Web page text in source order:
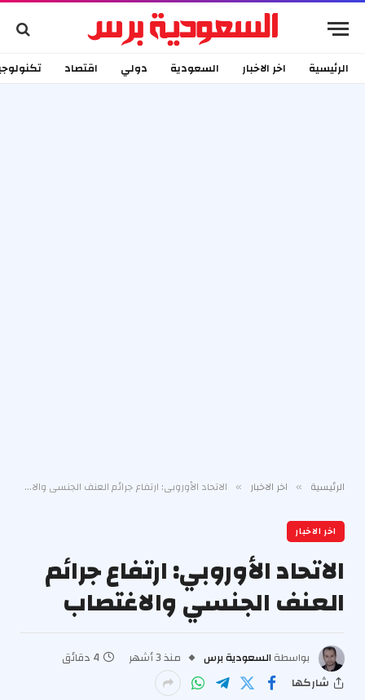
الرئيسية اخر الاخبار السعودية دولي اقتصاد
الرئيسية » اخر الاخبار » الاتحاد الأوروبي: ارتفاع جرائم العنف الجنسي والاغتصاب
اخر الاخبار
الاتحاد الأوروبي: ارتفاع جرائم
العنف الجنسي والاغتصاب
بواسطة السعودية برس منذ 3 أشهر
4 دقائق
شاركها